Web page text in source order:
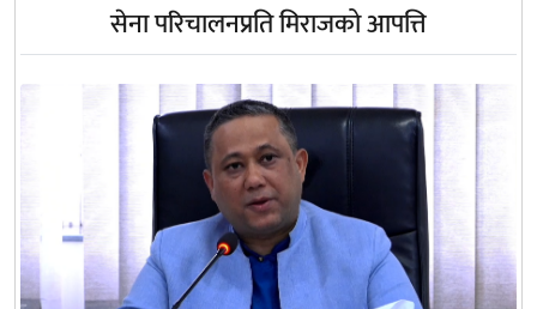
सेना परिचालनप्रति मिराजको आपत्ति